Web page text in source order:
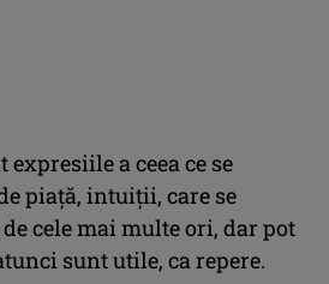
expresiile a ceea ce se
piaţă, intuiţii, care se
cele mai multe ori, dar pot
sunt utile, ca repere.